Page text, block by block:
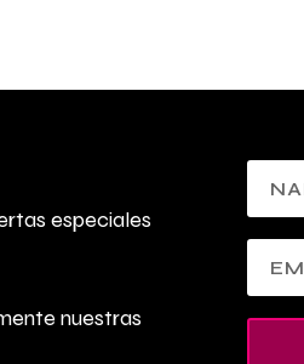
especiales
nuestras